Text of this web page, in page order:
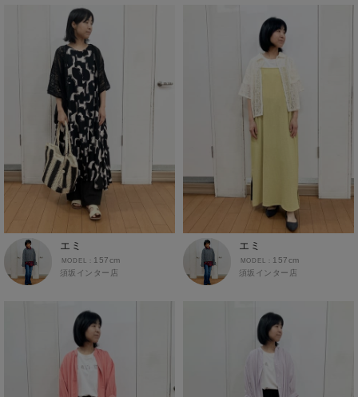
カーディガン
キャミソール・タンクトップ
スウェット・トレーナー
タンクトップ
ニット・セーター
パーカー
ベスト・ジレ
ポロシャツ
五分袖・七分袖シャツ
長袖Tシャツ
半袖Tシャツ
半袖シャツ
ボトムス
イオンモール下妻店
MEGAドン・キホーテUNY佐原東店
イオンタウンふじみ野店
ザ・マーケットプレイス川越的場店
川崎DICE店
西友大船店
大井町店
イオンタウン水戸南
エアポートウォーク名古屋店
イオンタウン刈谷店
ラグーナテンボス蒲郡店
バロー刈谷店
NAVYららぽーと沼津
NAVY イオンモール豊川
豊田梅坪店
須坂インター店
塩尻GAZA店
イオン名古屋東
イオンモールとなみ
イオンモール東員
イオンモールかほく
エスタ和田山店
イオンモール東員
バザールタウン篠山店
ミ・ナーラ店
セブンパーク天美店
ピフレ新長田店
ららぽーと堺店
ゆめタウン姫路店
コムボックス光明池店
イオン山崎店
イトーヨーカドー明石店
パラディ学園前
Pモール藤田店
フジグラン三原店
ゆめタウン益田店
東岡山
パワーセンター高知店
フジグラン北島店
高知インター北川添
イオンモール今治新都市
イオンモール三光店
フレスポ鳥栖店
伊万里店
イオンタウン日向店
イオンモール大牟田
那珂川店
オプシアミスミ店
フェニックスガーデン浮の城店
モラージュ佐賀店
アクロスモール春日店
ゆめタウン飯塚店
イオン北谷店
イーアス沖縄豊崎
本部
ホワイト 大人女子
エミ
須坂インター店
157cm
エミ
須坂インター店
157cm